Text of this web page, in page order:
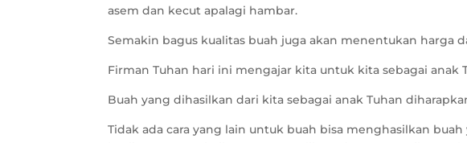
asem dan kecut apalagi hambar.
Semakin bagus kualitas buah juga akan menentukan harga
Firman Tuhan hari ini mengajar kita untuk kita sebagai anak
Buah yang dihasilkan dari kita sebagai anak Tuhan
Tidak ada cara yang lain untuk buah bisa menghasilkan